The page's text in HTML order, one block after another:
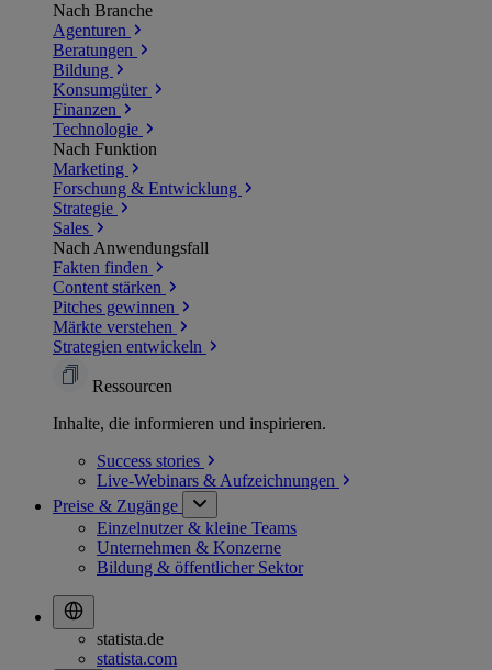
Nach Branche
Agenturen
Beratungen
Bildung
Konsumgüter
Finanzen
Technologie
Nach Funktion
Marketing
Forschung & Entwicklung
Strategie
Sales
Nach Anwendungsfall
Fakten finden
Content stärken
Pitches gewinnen
Märkte verstehen
Strategien entwickeln
Ressourcen
Inhalte, die informieren und inspirieren.
Success stories
Live-Webinars & Aufzeichnungen
Preise & Zugänge
Einzelnutzer & kleine Teams
Unternehmen & Konzerne
Bildung & öffentlicher Sektor
statista.de
statista.com